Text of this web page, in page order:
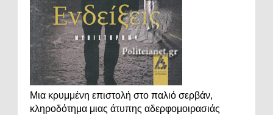
Μια κρυμμένη επιστολή στο παλιό σερβάν,
κληροδότημα μιας άτυπης αδερφομοιρασιάς